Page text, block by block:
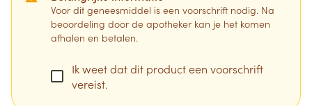
Voor dit geneesmiddel is een voorschrift nodig. Na
beoordeling door de apotheker kan je het komen
afhalen en betalen.
Ik weet dat dit product een voorschrift
vereist.